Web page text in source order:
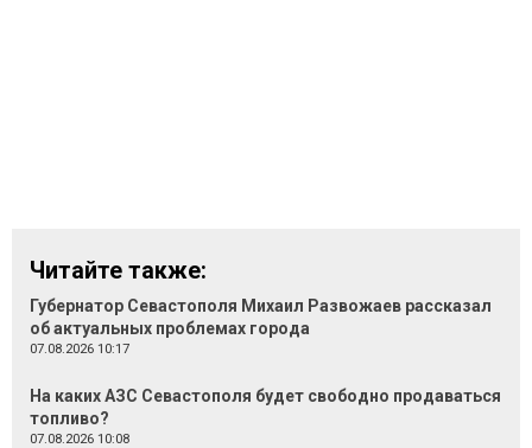
Читайте также:
Губернатор Севастополя Михаил Развожаев рассказал
об актуальных проблемах города
07.08.2026 10:17
На каких АЗС Севастополя будет свободно продаваться
топливо?
07.08.2026 10:08